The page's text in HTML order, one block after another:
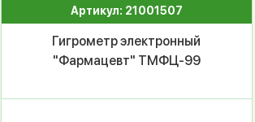
Артикул: 21001507
Гигрометр электронный
"Фармацевт" ТМФЦ-99